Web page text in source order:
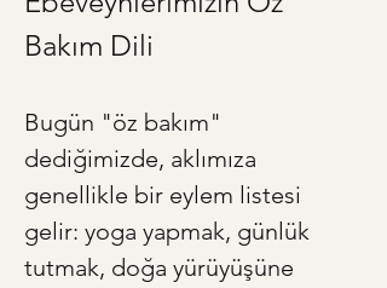
Bakım Dili
Bugün "öz bakım"
dediğimizde, aklımıza
genellikle bir eylem listesi
gelir: yoga yapmak, günlük
tutmak, doğa yürüyüşüne